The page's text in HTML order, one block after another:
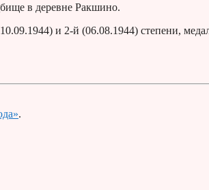
в деревне Ракшино.
и 2-й (06.08.1944) степени,
.